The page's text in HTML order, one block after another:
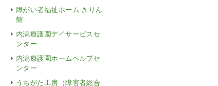
障がい者福祉ホーム きりん
館
内潟療護園デイサービスセ
ンター
内潟療護園ホームヘルプセ
ンター
うちがた工房（障害者総合